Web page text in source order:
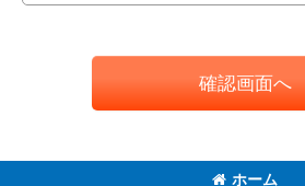
確認画面へ
ホーム